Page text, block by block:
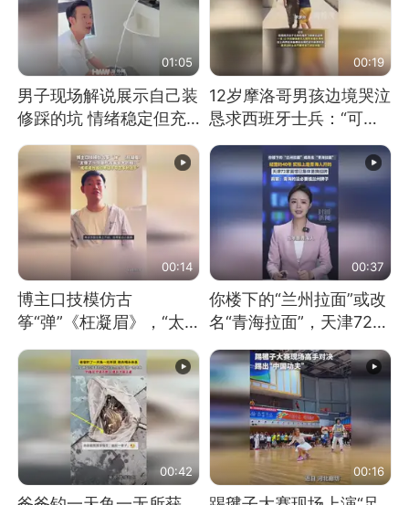
01:05
男子现场解说展示自己装
修踩的坑 情绪稳定但充
满无奈 每处都有精心设
计 但每处都有瑕疵 网
友：一开始我没笑 但看
到洗手盆我没绷住
00:19
12岁摩洛哥男孩边境哭泣
恳求西班牙士兵：“可不
可以不要把我遣返回国”
00:14
博主口技模仿古
筝“弹”《枉凝眉》，“太
像了～你是吃古筝长大的
吗？”“或将成为首位考级
不带古筝的选手。”（来
源：新华每日电讯）
00:37
你楼下的“兰州拉面”或改
名“青海拉面”，天津72家
面馆已集体更换招牌
00:42 00:16